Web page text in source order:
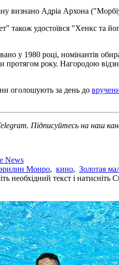
визнано Адріа Архона
також удостоївся "Хенкс та
у 1980 році, номінантів
року. Нагородою
оголошують за день до
Підписуйтесь на наш
News
Монро, кино, Золотая
необхідний текст і